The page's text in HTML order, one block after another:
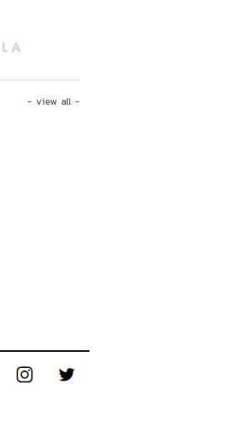
- view all -